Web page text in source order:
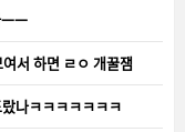
ㅡㅡ
하면 ㄹㅇ 개꿀잼
도랐나ㅋㅋㅋㅋㅋㅋㅋ